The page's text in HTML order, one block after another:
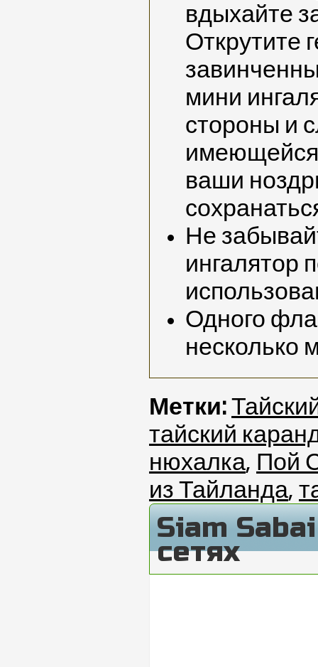
вдыхайте
Открутите
мини
стороны и
ваши
Не
ингалятор
Одного
несколько
Метки:
тайский
нюхалка, Пой
из Тайланда,
Siam
сетях